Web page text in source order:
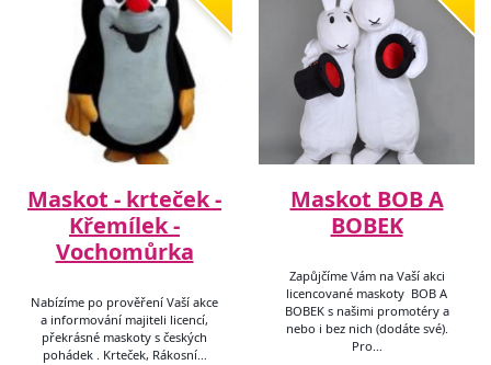
Maskot - krteček -
Křemílek -
Vochomůrka
Nabízíme po prověření Vaší akce
a informování majiteli licencí,
překrásné maskoty s českých
pohádek . Krteček, Rákosní…
Maskot BOB A
BOBEK
Zapůjčíme Vám na Vaší akci
licencované maskoty BOB A
BOBEK s našimi promotéry a
nebo i bez nich (dodáte své).
Pro…